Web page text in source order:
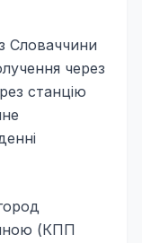
Словаччини
через
станцію
(КПП